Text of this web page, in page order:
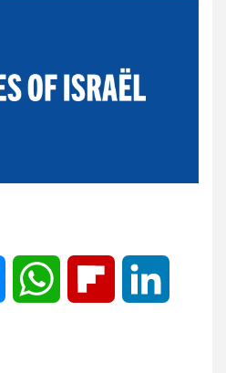
MessengerWhatsApp Flipboard